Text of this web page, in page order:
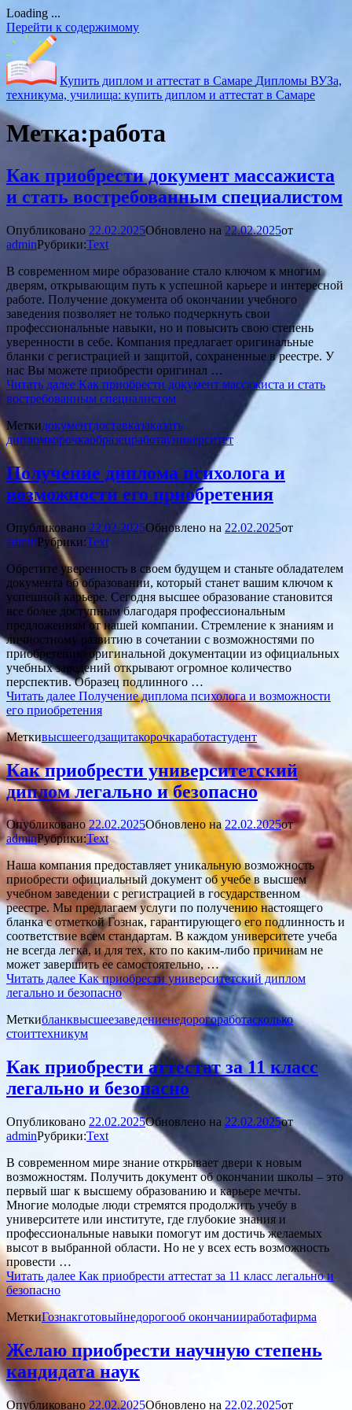
Loading ...
Перейти к содержимому
Купить диплом и аттестат в Самаре Дипломы ВУЗа,
техникума, училища: купить диплом и аттестат в Самаре
Метка:работа
Как приобрести документ массажиста
и стать востребованным специалистом
Опубликовано 22.02.2025Обновлено на 22.02.2025от
adminРубрики:Text
В современном мире образование стало ключом к многим
дверям, открывающим путь к успешной карьере и интересной
работе. Получение документа об окончании учебного
заведения позволяет не только подчеркнуть свои
профессиональные навыки, но и повысить свою степень
уверенности в себе. Компания предлагает оригинальные
бланки с регистрацией и защитой, сохраненные в реестре. У
нас Вы можете приобрести оригинал …
Читать далее Как приобрести документ массажиста и стать
востребованным специалистом
Меткидокументдоставказаказать
дипломкорочкаобразецработауниверситет
Получение диплома психолога и
возможности его приобретения
Опубликовано 22.02.2025Обновлено на 22.02.2025от
adminРубрики:Text
Обретите уверенность в своем будущем и станьте обладателем
документа об образовании, который станет вашим ключом к
успешной карьере. Сегодня высшее образование становится
все более доступным благодаря профессиональным
предложениям от нашей компании. Стремление к знаниям и
личностному развитию в сочетании с возможностями по
приобретению оригинальной документации из официальных
учебных заведений открывают огромное количество
перспектив. Образец подлинного …
Читать далее Получение диплома психолога и возможности
его приобретения
Меткивысшеегодзащитакорочкаработастудент
Как приобрести университетский
диплом легально и безопасно
Опубликовано 22.02.2025Обновлено на22.02.2025от
adminРубрики:Text
Наша компания предоставляет уникальную возможность
приобрести официальный документ об учебе в высшем
учебном заведении с регистрацией в государственном
реестре. Мы предлагаем услуги по получению настоящего
бланка с отметкой Гознак, гарантирующего его подлинность и
соответствие всем стандартам. В каждом университете учеба
не всегда легка, и для тех, кто по каким-либо причинам не
может завершить ее самостоятельно, …
Читать далее Как приобрести университетский диплом
легально и безопасно
Меткибланквысшеезаведениенедорогоработасколько
стоиттехникум
Как приобрести аттестат за 11 класс
легально и безопасно
Опубликовано 22.02.2025Обновлено на 22.02.2025от
adminРубрики:Text
В современном мире знание открывает двери к новым
возможностям. Получить документ об окончании школы – это
первый шаг к высшему образованию и карьере мечты.
Многие молодые люди стремятся продолжить учебу в
университете или институте, где глубокие знания и
профессиональные навыки помогут им достичь желаемых
высот в выбранной области. Но не у всех есть возможность
провести …
Читать далее Как приобрести аттестат за 11 класс легально и
безопасно
МеткиГознакготовыйнедорогооб окончанииработафирма
Желаю приобрести научную степень
кандидата наук
Опубликовано 22.02.2025Обновлено на 22.02.2025от